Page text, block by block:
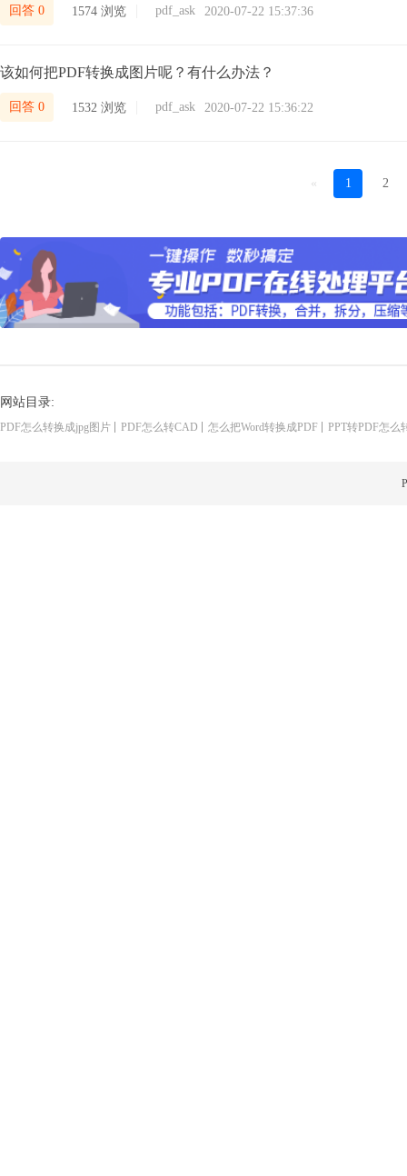
回答 0 1574 浏览 pdf_ask 2020-07-22 15:37:36
该如何把PDF转换成图片呢？有什么办法？
回答 0 1532 浏览 pdf_ask 2020-07-22 15:36:22
« 1 2
网站目录:
PDF怎么转换成jpg图片 PDF怎么转CAD 怎么把Word转换成PDF PPT转PDF怎么